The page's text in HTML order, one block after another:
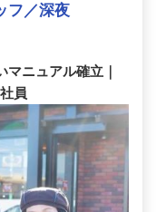
フ／深夜
マニュアル確立｜
員